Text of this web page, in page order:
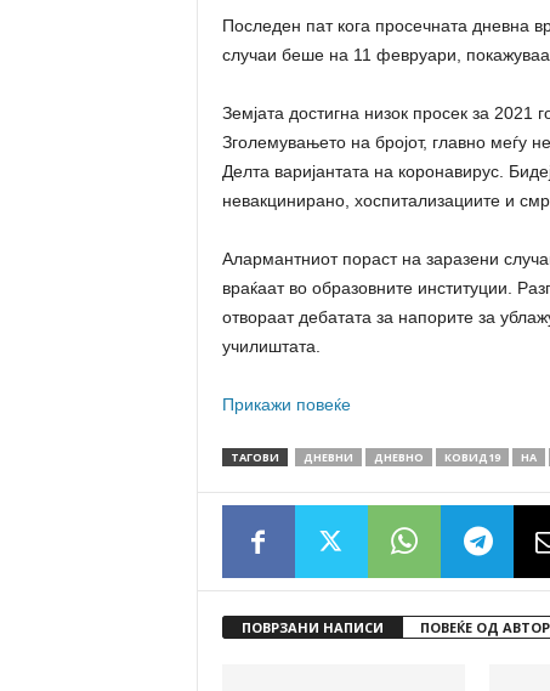
Последен пат кога просечната дневна
случаи беше на 11 февруари,
Земјата достигна низок просек за 2021
Зголемувањето на бројот, главно меѓу
Делта варијантата на коронавирус.
невакцинирано, хоспитализациите и
Алармантниот пораст на заразени
враќаат во образовните институции.
отвораат дебатата за напорите за
училиштата.
Прикажи повеќе
ТАГОВИ ДНЕВНИ ДНЕВНО КОВИД19 НА
ПОВРЗАНИ НАПИСИ ПОВЕЌЕ ОД